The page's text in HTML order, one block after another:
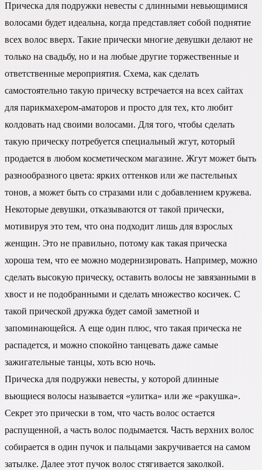
Прическа для подружки невесты с длинными невьющимися
волосами будет идеальна, когда представляет собой поднятие
всех волос вверх. Такие прически многие девушки делают не
только на свадьбу, но и на любые другие торжественные и
ответственные мероприятия. Схема, как сделать
самостоятельно такую прическу встречается на всех сайтах
для парикмахером-аматоров и просто для тех, кто любит
колдовать над своими волосами. Для того, чтобы сделать
такую прическу потребуется специальный жгут, который
продается в любом косметическом магазине. Жгут может быть
разнообразного цвета: ярких оттенков или же пастельных
тонов, а может быть со стразами или с добавлением кружева.
Некоторые девушки, отказываются от такой прически,
мотивируя это тем, что она подходит лишь для взрослых
женщин. Это не правильно, потому как такая прическа
хороша тем, что ее можно модернизировать. Например, можно
сделать высокую прическу, оставить волосы не завязанными в
хвост и не подобранными и сделать множество косичек. С
такой прической дружка будет самой заметной и
запоминающейся. А еще один плюс, что такая прическа не
распадется, и можно спокойно танцевать даже самые
зажигательные танцы, хоть всю ночь.
Прическа для подружки невесты, у которой длинные
вьющиеся волосы называется «улитка» или же «ракушка».
Секрет это прически в том, что часть волос остается
распущенной, а часть волос подымается. Часть верхних волос
собирается в один пучок и пальцами закручивается на самом
затылке. Далее этот пучок волос стягивается заколкой.